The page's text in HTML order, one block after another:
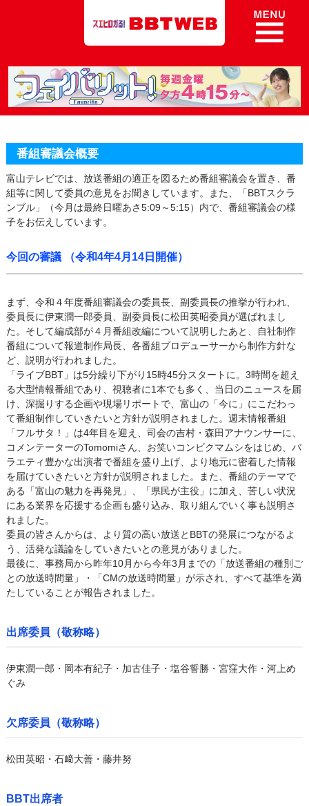
番組審議会概要
富山テレビでは、放送番組の適正を図るため番組審議会を置き、番
組等に関して委員の意見をお聞きしています。また、
「BBTスクラ
ンブル」（今月は最終日曜あさ5:09～5:15） 内で、番組審議会の様
子をお伝えしています。
今回の審議 （令和4年4月14日開催）
まず、令和４年度番組審議会の委員長、副委員長の推挙が行われ、
委員長に伊東潤一郎委員、副委員長に松田英昭委員が選ばれまし
た。そして編成部が４月番組改編について説明したあと、自社制作
番組について報道制作局長、各番組プロデューサーから制作方針な
ど、説明が行われました。
「ライブBBT」は5分繰り下がり15時45分スタートに。3時間を超え
る大型情報番組であり、視聴者に1本でも多く、当日のニュースを届
け、深掘りする企画や現場リポートで、富山の「今に」にこだわっ
て番組制作していきたいと方針が説明されました。週末情報番組
「フルサタ！」は4年目を迎え、司会の吉村・森田アナウンサーに、
コメンテーターのTomomiさん、お笑いコンビクマムシをはじめ、バ
ラエティ豊かな出演者で番組を盛り上げ、より地元に密着した情報
を届けていきたいと方針が説明されました。また、番組のテーマで
ある「富山の魅力を再発見」、「県民が主役」に加え、苦しい状況
にある業界を応援する企画も盛り込み、取り組んでいく事も説明さ
れました。
委員の皆さんからは、より質の高い放送とBBTの発展につながるよ
う、活発な議論をしていきたいとの意見がありました。
最後に、事務局から昨年10月から今年3月までの「放送番組の種別ご
との放送時間量」・「CMの放送時間量」が示され、すべて基準を満
たしていることが報告されました。
出席委員（敬称略）
伊東潤一郎・岡本有紀子・加古佳子・塩谷誓勝・宮窪大作・河上め
ぐみ
欠席委員（敬称略）
松田英昭・石﨑大善・藤井努
BBT出席者